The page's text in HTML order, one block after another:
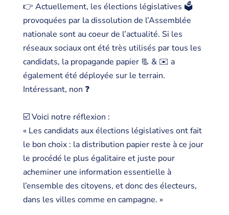
👉 Actuellement, les élections législatives 🗳️
provoquées par la dissolution de l’Assemblée
nationale sont au coeur de l’actualité. Si les
réseaux sociaux ont été très utilisés par tous les
candidats, la propagande papier 📃 & ✉️ a
également été déployée sur le terrain.
Intéressant, non ❓
☑️ Voici notre réflexion :
« Les candidats aux élections législatives ont fait
le bon choix : la distribution papier reste à ce jour
le procédé le plus égalitaire et juste pour
acheminer une information essentielle à
l’ensemble des citoyens, et donc des électeurs,
dans les villes comme en campagne. »